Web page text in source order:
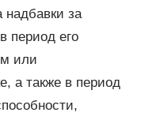
за
период его
или
а также в период